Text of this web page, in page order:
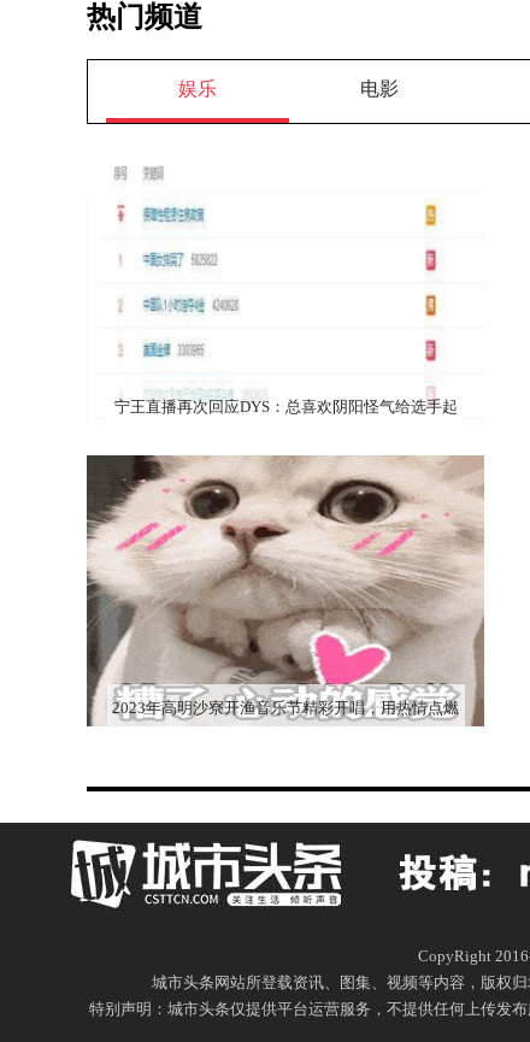
热门频道
娱乐 电影
宁王直播再次回应DYS：总喜欢阴阳怪气给选手起
2023年高明沙寮开渔音乐节精彩开唱，用热情点燃
CopyRight
城市头条网站所登载资讯、图集、视频等内容，版权
特别声明：城市头条仅提供平台运营服务，不提供任何上传发